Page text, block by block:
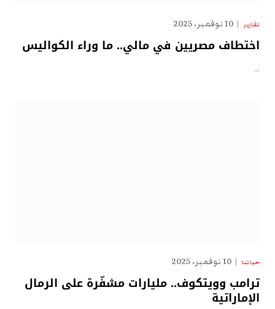
تقارير 10 نوفمبر، 2025
اختطاف مصريين في مالي.. ما وراء الكواليس
…
حياتنا 10 نوفمبر، 2025
ترامب وويتكوف.. مليارات مشفّرة على الرمال
الإماراتية